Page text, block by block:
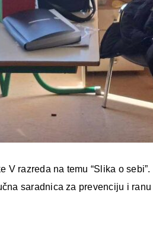
V razreda na temu “Slika o sebi”.
saradnica za prevenciju i